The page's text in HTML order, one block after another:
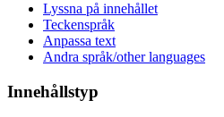
Lyssna på innehållet
Teckenspråk
Anpassa text
Andra språk/other languages
Innehållstyp